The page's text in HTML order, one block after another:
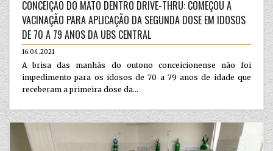
CONCEIÇÃO DO MATO DENTRO DRIVE-THRU: COMEÇOU A
VACINAÇÃO PARA APLICAÇÃO DA SEGUNDA DOSE EM IDOSOS
DE 70 A 79 ANOS DA UBS CENTRAL
16.04.2021
A brisa das manhãs do outono conceicionense não foi
impedimento para os idosos de 70 a 79 anos de idade que
receberam a primeira dose da...